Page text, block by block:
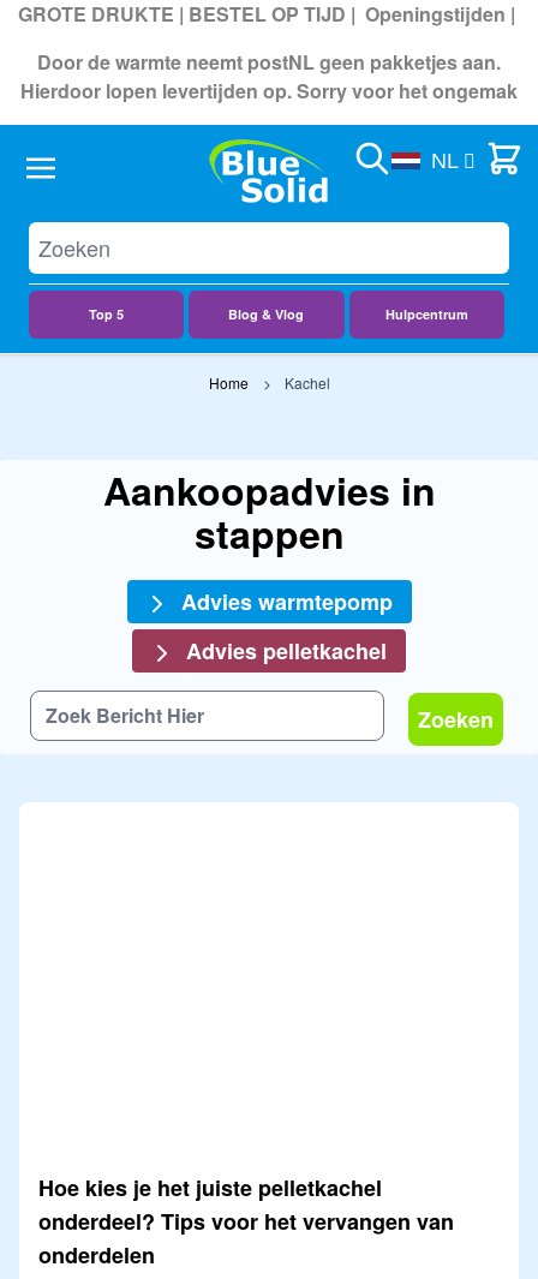
GROTE DRUKTE | BESTEL OP TIJD | Openingstijden |
Door de warmte neemt postNL geen pakketjes aan.
Hierdoor lopen levertijden op. Sorry voor het ongemak
Top 5 Blog & Vlog Hulpcentrum
Search NL Cart
Home Kachel
Aankoopadvies in
stappen
Advies warmtepomp
Advies pelletkachel
Zoeken
Hoe kies je het juiste pelletkachel
onderdeel? Tips voor het vervangen van
onderdelen